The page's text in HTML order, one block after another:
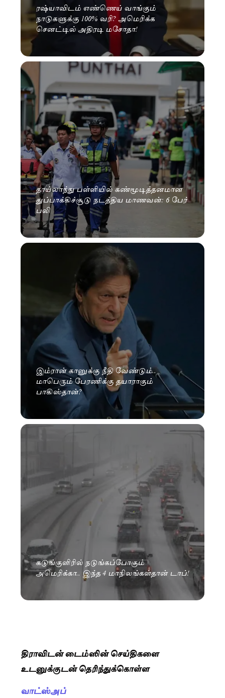
ரஷ்யாவிடம் எண்ணெய் வாங்கும்
நாடுகளுக்கு 100% வரி? அமெரிக்க
செனட்டில் அதிரடி மசோதா!
தாய்லாந்து பள்ளியில் கண்மூடித்தனமான
துப்பாக்கிச்சூடு நடத்திய மாணவன்: 6 பேர்
பலி
இம்ரான் கானுக்கு நீதி வேண்டும்..
மாபெரும் பேரணிக்கு தயாராகும்
பாகிஸ்தான்?
கடுங்குளிரில் நடுங்கப்போகும்
அமெரிக்கா.. இந்த 4 மாநிலங்கள்தான் டாப்!
திராவிடன் டைம்ஸின் செய்திகளை
உடனுக்குடன் தெரிந்துக்கொள்ள
வாட்ஸ்அப்